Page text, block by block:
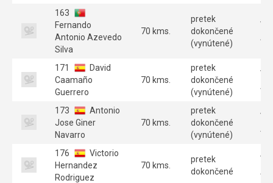
163
Fernando
Antonio Azevedo
Silva
70 kms.
pretek
dokončené
(vynútené)
A
171
David
Caamaño
Guerrero
70 kms.
pretek
dokončené
(vynútené)
A
173
Antonio
Jose Giner
Navarro
70 kms.
pretek
dokončené
(vynútené)
A
176
Victorio
Hernandez
Rodriguez
70 kms.
pretek
dokončené
A